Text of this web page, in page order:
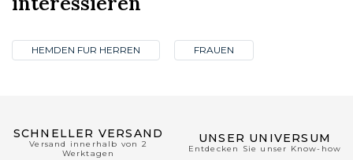
HEMDEN FUR HERREN FRAUEN
SCHNELLER VERSAND
Versand innerhalb von 2
Werktagen
UNSER UNIVERSUM
Entdecken Sie unser Know-how